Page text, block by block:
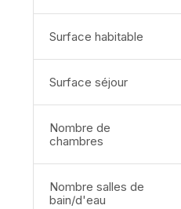
Surface habitable
Surface séjour
Nombre de
chambres
Nombre salles de
bain/d'eau